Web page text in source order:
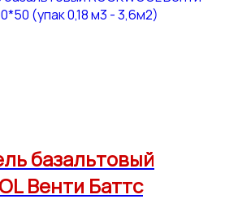
базальтовый
Венти Баттс